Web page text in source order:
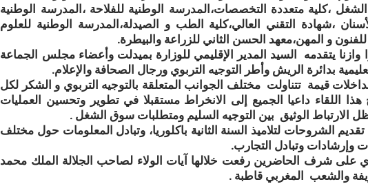
،كلية متعددة التخصصات،المدرسة الوطنية للفلاحة ،المدرسة الوطنية
،شهادة التقني العالي،كلية الطب و الصيدلة،المدرسة الوطنية للعلوم
للفنون و المهن،معهد الحسن الثاني للزراعة والبيطرة.
يتقدمه السيد المدير الإقليمي للوزارة بميدلت وأعضاء مجلس الجماعة
بدائرة الريش وأطر التوجيه التربوي ورجال الصحافة والإعلام.
قيمة تتناولت مختلف الجوانب المتعلقة بالتوجيه التربوي و الشكر لكل
اللقاء داعيا الجميع إلى الانخراط مستقبلا في تطوير وتحسين العمليات
الارتباط الوثيق بين التوجيه السليم ومتطلبات سوق الشغل .
الشروحات لتلاميذ السنة الثانية باكلوريا، وتبادل المعلومات حول مختلف
وإرشادات وتبادل التجارب.
شرف الحاضرين رفعت خلالها آيات الولاء لصاحب الجلالة الملك محمد
والشعب المغربي قاطبة .